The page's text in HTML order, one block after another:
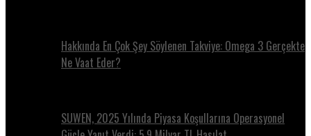
Hakkında En Çok Şey Söylenen Takviye: Omega 3 Gerçekte
Ne Vaat Eder?
SUWEN, 2025 Yılında Piyasa Koşullarına Operasyonel